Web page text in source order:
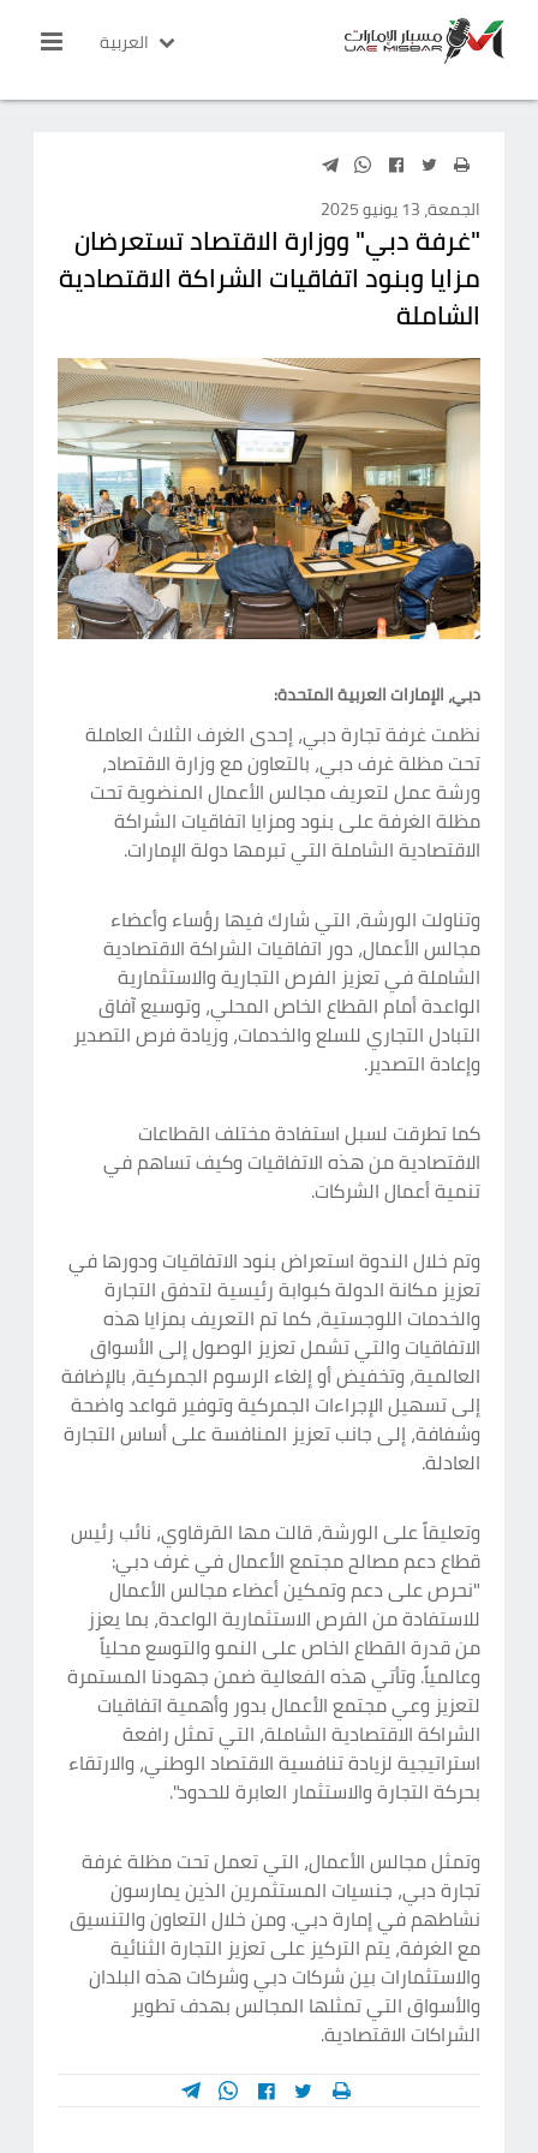
العربية
الجمعة، 13 يونيو 2025
"غرفة دبي" ووزارة الاقتصاد تستعرضان
مزايا وبنود اتفاقيات الشراكة الاقتصادية
الشاملة
دبي، الإمارات العربية المتحدة:
نظمت غرفة تجارة دبي، إحدى الغرف الثلاث العاملة
تحت مظلة غرف دبي، بالتعاون مع وزارة الاقتصاد،
ورشة عمل لتعريف مجالس الأعمال المنضوية تحت
مظلة الغرفة على بنود ومزايا اتفاقيات الشراكة
الاقتصادية الشاملة التي تبرمها دولة الإمارات.
وتناولت الورشة، التي شارك فيها رؤساء وأعضاء
مجالس الأعمال، دور اتفاقيات الشراكة الاقتصادية
الشاملة في تعزيز الفرص التجارية والاستثمارية
الواعدة أمام القطاع الخاص المحلي، وتوسيع آفاق
التبادل التجاري للسلع والخدمات، وزيادة فرص التصدير
وإعادة التصدير.
كما تطرقت لسبل استفادة مختلف القطاعات
الاقتصادية من هذه الاتفاقيات وكيف تساهم في
تنمية أعمال الشركات.
وتم خلال الندوة استعراض بنود الاتفاقيات ودورها في
تعزيز مكانة الدولة كبوابة رئيسية لتدفق التجارة
والخدمات اللوجستية، كما تم التعريف بمزايا هذه
الاتفاقيات والتي تشمل تعزيز الوصول إلى الأسواق
العالمية، وتخفيض أو إلغاء الرسوم الجمركية، بالإضافة
إلى تسهيل الإجراءات الجمركية وتوفير قواعد واضحة
وشفافة، إلى جانب تعزيز المنافسة على أساس التجارة
العادلة.
وتعليقاً على الورشة، قالت مها القرقاوي، نائب رئيس
قطاع دعم مصالح مجتمع الأعمال في غرف دبي:
"نحرص على دعم وتمكين أعضاء مجالس الأعمال
للاستفادة من الفرص الاستثمارية الواعدة، بما يعزز
من قدرة القطاع الخاص على النمو والتوسع محلياً
وعالمياً. وتأتي هذه الفعالية ضمن جهودنا المستمرة
لتعزيز وعي مجتمع الأعمال بدور وأهمية اتفاقيات
الشراكة الاقتصادية الشاملة، التي تمثل رافعة
استراتيجية لزيادة تنافسية الاقتصاد الوطني، والارتقاء
بحركة التجارة والاستثمار العابرة للحدود".
وتمثل مجالس الأعمال، التي تعمل تحت مظلة غرفة
تجارة دبي، جنسيات المستثمرين الذين يمارسون
نشاطهم في إمارة دبي. ومن خلال التعاون والتنسيق
مع الغرفة، يتم التركيز على تعزيز التجارة الثنائية
والاستثمارات بين شركات دبي وشركات هذه البلدان
والأسواق التي تمثلها المجالس بهدف تطوير
الشراكات الاقتصادية.